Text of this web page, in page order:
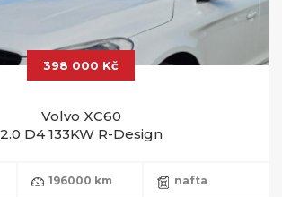
398 000 Kč
Volvo XC60
2.0 D4 133KW R-Design
196000 km nafta